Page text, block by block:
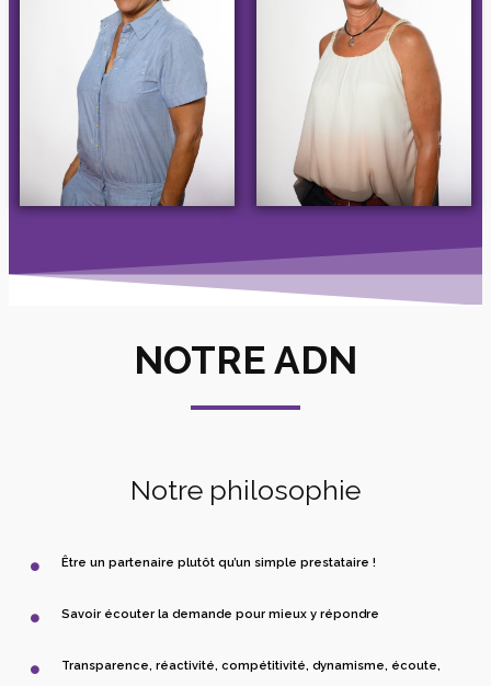
NOTRE ADN
Notre philosophie
Être un partenaire plutôt qu’un simple prestataire !
Savoir écouter la demande pour mieux y répondre
Transparence, réactivité, compétitivité, dynamisme, écoute,